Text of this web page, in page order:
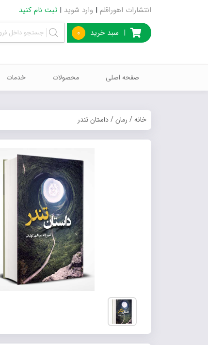
انتشارات اهوراقلم | وارد شوید | ثبت نام کنید
| سبد خرید 0
صفحه اصلی محصولات خدمات
خانه/ رمان/ داستان تندر